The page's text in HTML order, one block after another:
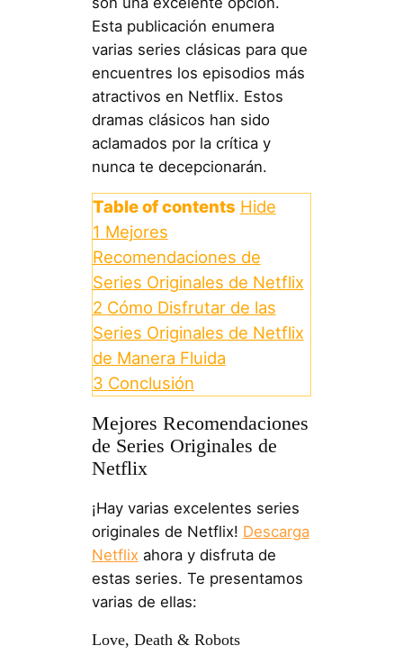
Esta publicación enumera
varias series clásicas para que
encuentres los episodios más
atractivos en Netflix. Estos
dramas clásicos han sido
aclamados por la crítica y
nunca te decepcionarán.
Table of contents Hide
1 Mejores
Recomendaciones de
Series Originales de Netflix
2 Cómo Disfrutar de las
Series Originales de Netflix
de Manera Fluida
3 Conclusión
Mejores Recomendaciones
de Series Originales de
Netflix
¡Hay varias excelentes series
originales de Netflix! Descarga
Netflix ahora y disfruta de
estas series. Te presentamos
varias de ellas:
Love, Death & Robots